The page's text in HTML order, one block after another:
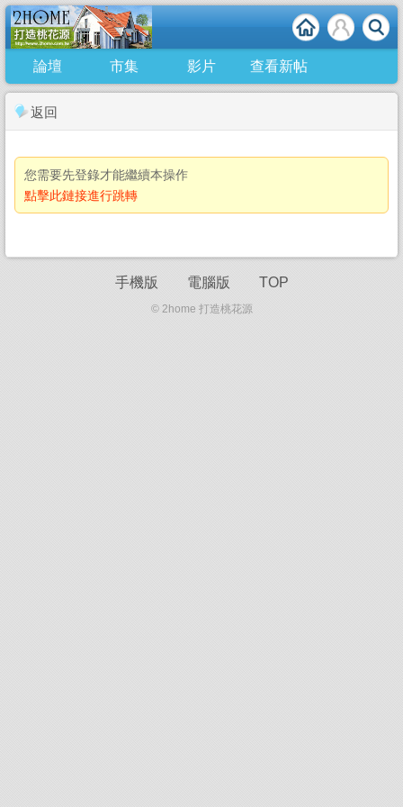
論壇 市集 影片 查看新帖
返回
您需要先登錄才能繼續本操作
點擊此鏈接進行跳轉
手機版 電腦版 TOP
© 2home 打造桃花源